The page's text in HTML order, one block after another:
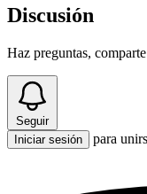
Discusión
Haz preguntas,
Seguir
Iniciar sesión
para